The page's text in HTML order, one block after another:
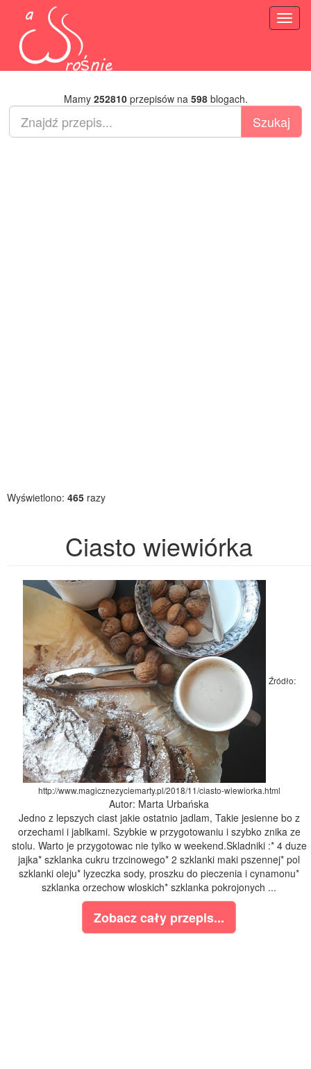
Mamy 252810przepisów na 598blogach.
Wyświetlono: 465 razy
Ciasto wiewiórka
Źródło:
http://www.magicznezyciemarty.pl/2018/11/ciasto-wiewiorka.html
Autor: Marta Urbańska
Jedno z lepszych ciast jakie ostatnio jadlam, Takie jesienne bo z
orzechami i jablkami. Szybkie w przygotowaniu i szybko znika ze
stolu. Warto je przygotowac nie tylko w weekend.Skladniki :* 4 duze
jajka* szklanka cukru trzcinowego* 2 szklanki maki pszennej* pol
szklanki oleju* lyzeczka sody, proszku do pieczenia i cynamonu*
szklanka orzechow wloskich* szklanka pokrojonych ...
Zobacz cały przepis...